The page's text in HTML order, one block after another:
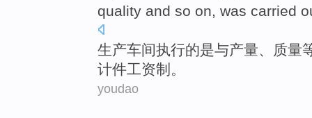
quality and so on, was carried
生产车间执行的是与产量 质量
计件工资制 。
youdao